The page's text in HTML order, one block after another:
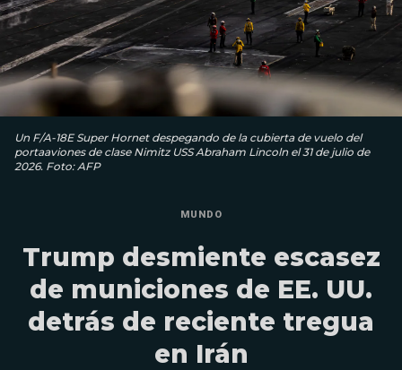
Un F/A-18E Super Hornet despegando de la cubierta de vuelo del
portaaviones de clase Nimitz USS Abraham Lincoln el 31 de julio de
2026. Foto: AFP
MUNDO
Trump desmiente escasez
de municiones de EE. UU.
detrás de reciente tregua
en Irán